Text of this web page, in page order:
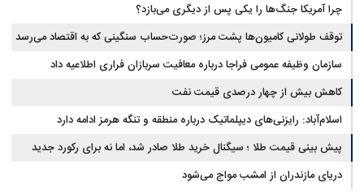
تحریم‌ها در فروپاشی شبکه منطقه‌ای ایران
چرا آمریکا جنگ‌ها را یکی پس از دیگری می‌بازد؟
توقف طولانی کامیون‌ها پشت مرز؛ صورت‌حساب سنگینی که به اقتصاد می‌رسد
سازمان وظیفه عمومی فراجا درباره معافیت سربازان فراری اطلاعیه داد
کاهش بیش از چهار درصدی قیمت نفت
اسلام‌آباد: رایزنی‌های دیپلماتیک درباره منطقه و تنگه هرمز ادامه دارد
پیش بینی قیمت طلا ؛ سیگنال خرید طلا صادر شد، اما نه برای رکورد جدید
دریای مازندران از امشب مواج می‌شود